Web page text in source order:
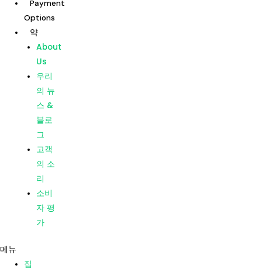
집
우리의
치료
지점
Dentists
Payment
Options
약
About
Us
우리
의 뉴
스 &
Payment
Options
약
About
Us
우리
의 뉴
스 &
블로
그
고객
의 소
리
소비
자 평
가
메뉴
집